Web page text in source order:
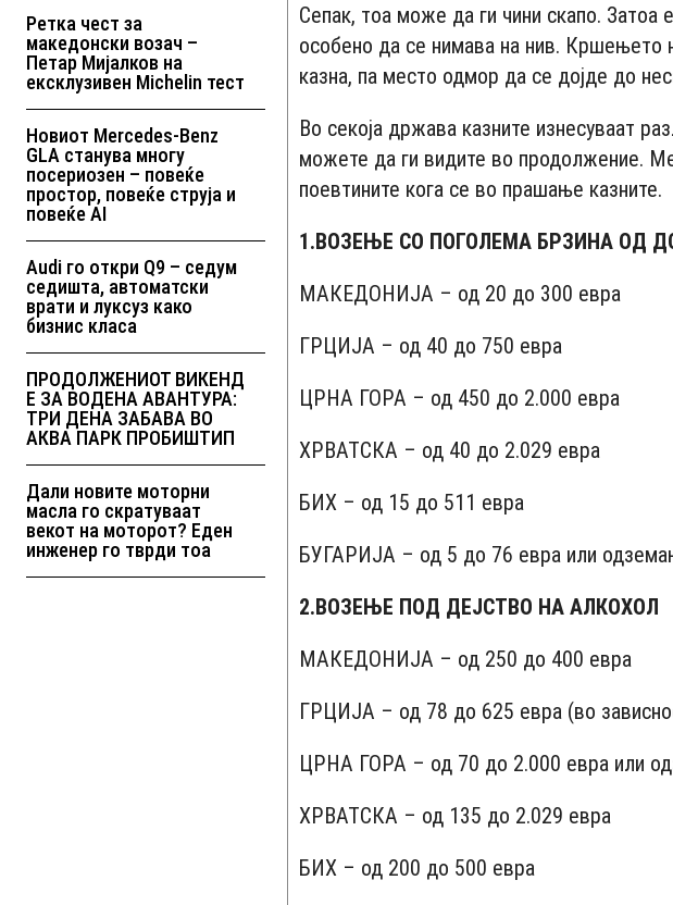
Ретка чест за
македонски возач –
Петар Мијалков на
ексклузивен Michelin тест
Новиот Mercedes-Benz
GLA станува многу
посериозен – повеќе
простор, повеќе струја и
повеќе AI
Audi го откри Q9 – седум
седишта, автоматски
врати и луксуз како
бизнис класа
ПРОДОЛЖЕНИОТ ВИКЕНД
Е ЗА ВОДЕНА АВАНТУРА:
ТРИ ДЕНА ЗАБАВА ВО
АКВА ПАРК ПРОБИШТИП
Дали новите моторни
масла го скратуваат
векот на моторот? Еден
инженер го тврди тоа
Сепак, тоа може да ги чини скапо. Затоа
особено да се нимава на нив. Кршењето
казна, па место одмор да се дојде до
Во секоја држава казните изнесуваат
можете да ги видите во продолжение.
поевтините кога се во прашање казните.
1.ВОЗЕЊЕ СО ПОГОЛЕМА БРЗИНА ОД
МАКЕДОНИЈА – од 20 до 300 евра
ГРЦИЈА – од 40 до 750 евра
ЦРНА ГОРА – од 450 до 2.000 евра
ХРВАТСКА – од 40 до 2.029 евра
БИХ – од 15 до 511 евра
БУГАРИЈА – од 5 до 76 евра или
2.ВОЗЕЊЕ ПОД ДЕЈСТВО НА АЛКОХОЛ
МАКЕДОНИЈА – од 250 до 400 евра
ГРЦИЈА – од 78 до 625 евра (во
ЦРНА ГОРА – од 70 до 2.000 евра или
ХРВАТСКА – од 135 до 2.029 евра
БИХ – од 200 до 500 евра